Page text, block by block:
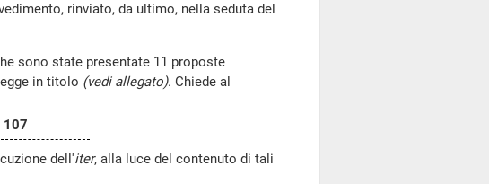
rinviato, da ultimo, nella seduta del
sono state presentate 11 proposte
in titolo (vedi allegato). Chiede al
107
dell'iter, alla luce del contenuto di tali